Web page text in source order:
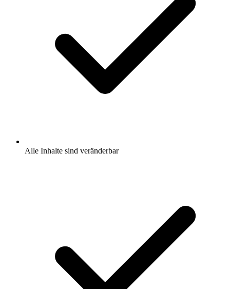
Alle Inhalte sind veränderbar